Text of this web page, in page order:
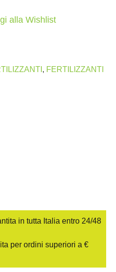
alla Wishlist
, FERTILIZZANTI
in tutta Italia entro 24/48
per ordini superiori a €